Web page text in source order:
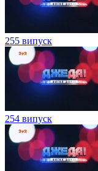
255 випуск
254 випуск